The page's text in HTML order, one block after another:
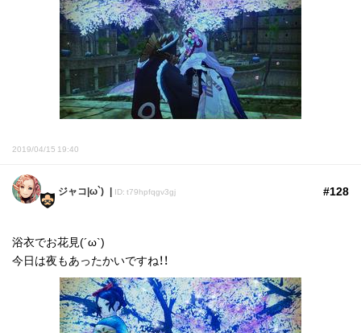
2019/04/15 19:40
ジャコ|ω`) ID: t79hpfqgv3gj #128
浴衣でお花見(´ω`)
今日は夜もあったかいですね！！